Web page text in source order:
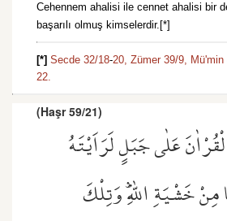
Cehennem ahalisi ile cennet ahalisi bir
başarılı olmuş kimselerdir.[*]
[*] Secde 32/18-20, Zümer 39/9, Mü'min
22.
(Haşr 59/21)
عَلٰى جَبَلٍ لَرَاَيْتَهُ
خَشْيَةِ اللّٰهِۜ وَتِلْكَ